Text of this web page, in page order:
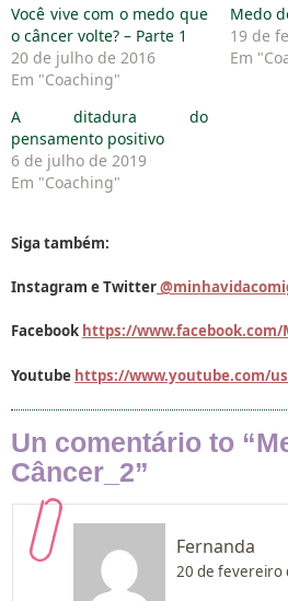
Você vive com o medo que
o câncer volte? – Parte 1
20 de julho de 2016
Em "Coaching"
Medo
19 de
Em
A ditadura do
pensamento positivo
6 de julho de 2019
Em "Coaching"
Siga também:
Instagram e Twitter
Facebook https://www.facebook.com/
Youtube https://www.youtube.com/
Un comentário to
Câncer_2”
Fernanda
20 de fevereiro